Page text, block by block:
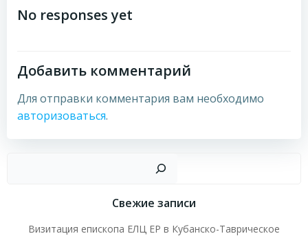
по
No responses yet
Добавить комментарий
Для отправки комментария вам необходимо
авторизоваться.
Свежие записи
Визитация епископа ЕЛЦ ЕР в Кубанско-Таврическое